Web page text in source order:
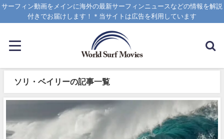
サーフィン動画をメインに海外の最新サーフィンニュースなどの情報を解説
付きでお届けします！＊当サイトは広告を利用しています
ソリ・ベイリーの記事一覧